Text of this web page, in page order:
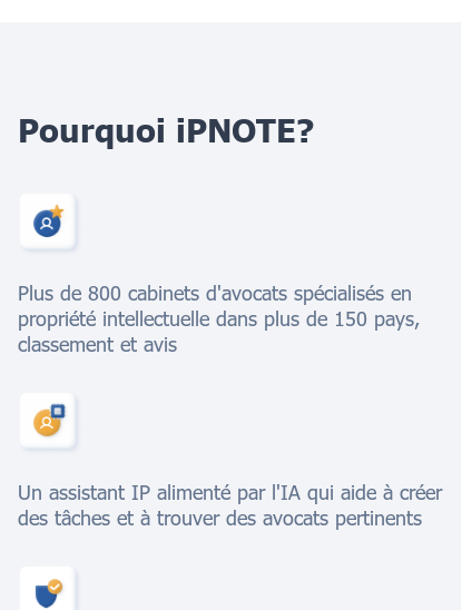
Pourquoi iPNOTE?
Plus de 800 cabinets d'avocats spécialisés en
propriété intellectuelle dans plus de 150 pays,
classement et avis
Un assistant IP alimenté par l'IA qui aide à créer
des tâches et à trouver des avocats pertinents